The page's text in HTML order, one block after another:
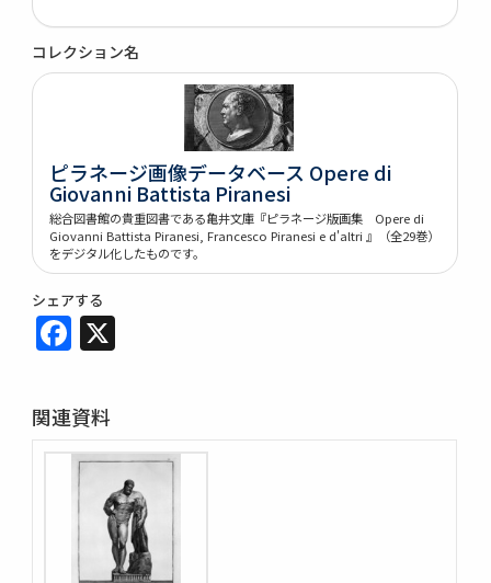
コレクション名
ピラネージ画像データベース Opere di
Giovanni Battista Piranesi
総合図書館の貴重図書である亀井文庫『ピラネージ版画集 Opere di
Giovanni Battista Piranesi, Francesco Piranesi e d'altri 』（全29巻）
をデジタル化したものです。
シェアする
Facebook
関連資料